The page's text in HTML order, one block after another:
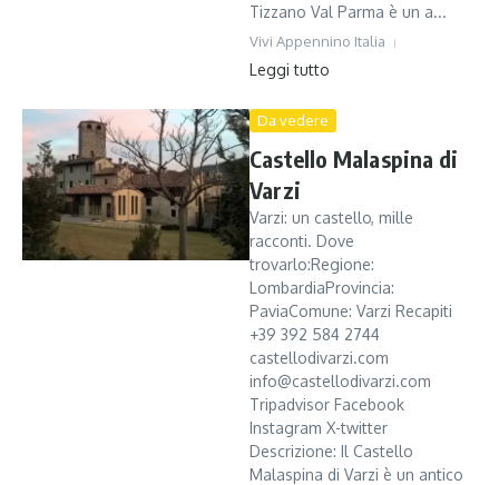
Tizzano Val Parma è un a...
Vivi Appennino Italia
Leggi tutto
Da vedere
Castello Malaspina di
Varzi
Varzi: un castello, mille
racconti. Dove
trovarlo:Regione:
LombardiaProvincia:
PaviaComune: Varzi Recapiti
+39 392 584 2744
castellodivarzi.com
info@castellodivarzi.com
Tripadvisor Facebook
Instagram X-twitter
Descrizione: Il Castello
Malaspina di Varzi è un antico